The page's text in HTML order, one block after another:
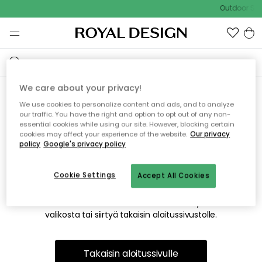
Outdoor
Emme valitettavasti löydä
etsimääsi sivua
Tämä voi johtua siitä, että sivua ei enää ole tai siitä, että se
on siirretty muualle. Pahoittelemme tästä mahdollisesti
valikosta tai siirtyä takaisin aloitussivustolle.
Takaisin aloitussivulle
We care about your privacy!
We use cookies to personalize content and ads, and to analyze
our traffic. You have the right and option to opt out of any non-
essential cookies while using our site. However, blocking certain
cookies may affect your experience of the website. Our privacy
policy Google's privacy policy
Accept All Cookies
Cookie Settings